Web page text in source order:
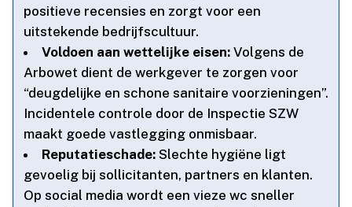
positieve recensies en zorgt voor een
uitstekende bedrijfscultuur.​
Voldoen aan wettelijke eisen: Volgens de
Arbowet dient de werkgever te zorgen voor
“deugdelijke en schone sanitaire voorzieningen”.​
Incidentele controle door de Inspectie SZW
maakt goede vastlegging onmisbaar.​
Reputatieschade: Slechte hygiëne ligt
gevoelig bij sollicitanten, partners en klanten.​
Op social media wordt een vieze wc sneller